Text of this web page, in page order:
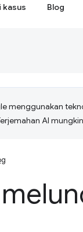
kasus Blog
menggunakan
AI